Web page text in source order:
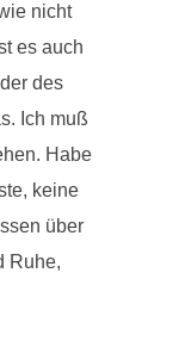
nicht
es auch
des
Ich muß
Habe
keine
über
Ruhe,